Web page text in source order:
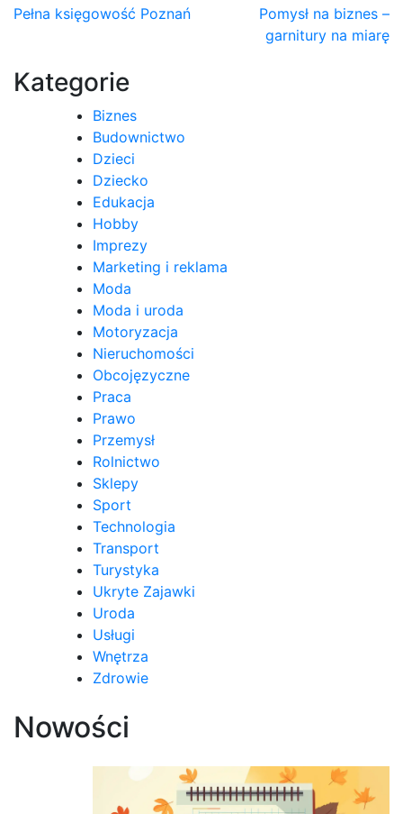
Nawigacja
Pełna księgowość Poznań
Pomysł na biznes –
garnitury na miarę
Kategorie
Biznes
Budownictwo
Dzieci
Dziecko
Edukacja
Hobby
Imprezy
Marketing i reklama
Moda
Moda i uroda
Motoryzacja
Nieruchomości
Obcojęzyczne
Praca
Prawo
Przemysł
Rolnictwo
Sklepy
Sport
Technologia
Transport
Turystyka
Ukryte Zajawki
Uroda
Usługi
Wnętrza
Zdrowie
Nowości